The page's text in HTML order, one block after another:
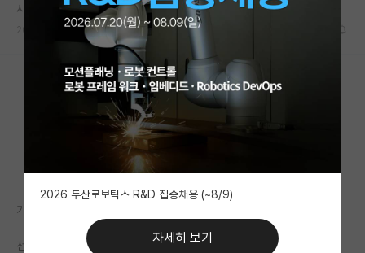
커뮤니티
커뮤니티 홈
전체글보기
베스트 게시판
IF 명예의전당
자유 게시판(아무개랩)
미국 유학 게시판
미국 대학원 합격 후기 게시판
시끄러운 제임스 와트
2026.05.05 0 421
기관명: 한국공학대학교 대학원
전공: 전공 무관 - 전공 무관
2026 두산로보틱스 R&D 집중채용 (~8/9)
자세히 보기